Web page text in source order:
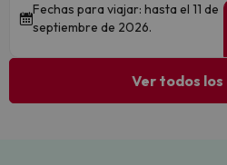
Fechas para viajar: hasta el 11 de
septiembre de 2026.
Ver todos los